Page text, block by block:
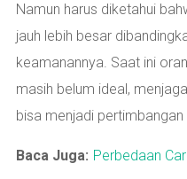
Namun harus diketahui
jauh lebih besar
keamanannya. Saat ini
masih belum ideal,
bisa menjadi
Baca Juga: Perbedaan